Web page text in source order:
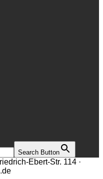
Search Button
Ebert-Str. 114 ·